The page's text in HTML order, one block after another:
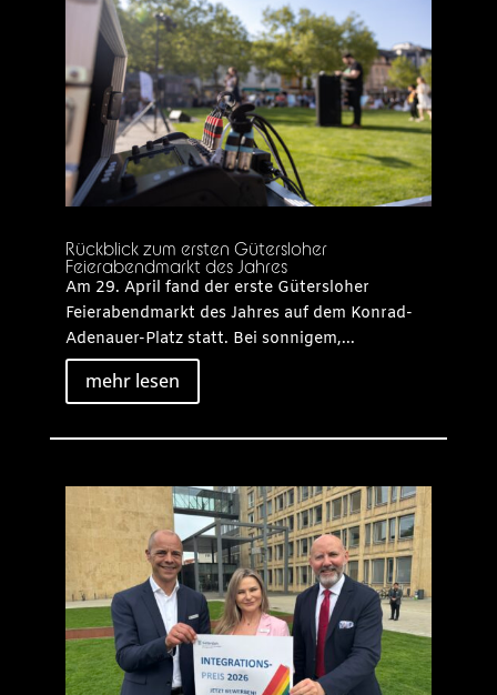
Rückblick zum ersten Gütersloher
Feierabendmarkt des Jahres
Am 29. April fand der erste Gütersloher
Feierabendmarkt des Jahres auf dem Konrad-
Adenauer-Platz statt. Bei sonnigem,...
mehr lesen